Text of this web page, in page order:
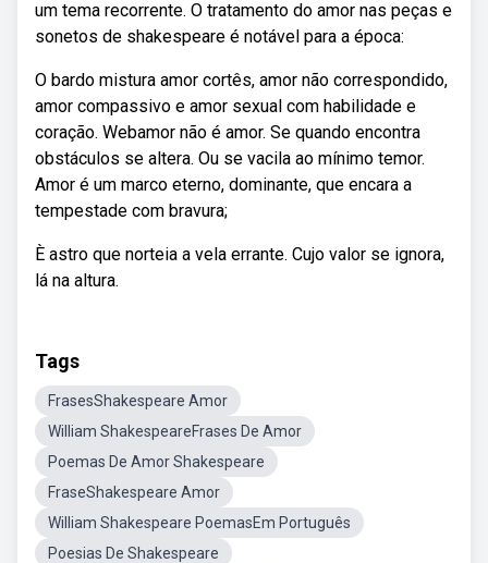
um tema recorrente. O tratamento do amor nas peças e
sonetos de shakespeare é notável para a época:
O bardo mistura amor cortês, amor não correspondido,
amor compassivo e amor sexual com habilidade e
coração. Webamor não é amor. Se quando encontra
obstáculos se altera. Ou se vacila ao mínimo temor.
Amor é um marco eterno, dominante, que encara a
tempestade com bravura;
È astro que norteia a vela errante. Cujo valor se ignora,
lá na altura.
Tags
FrasesShakespeare Amor
William ShakespeareFrases De Amor
Poemas De Amor Shakespeare
FraseShakespeare Amor
William Shakespeare PoemasEm Português
Poesias De Shakespeare